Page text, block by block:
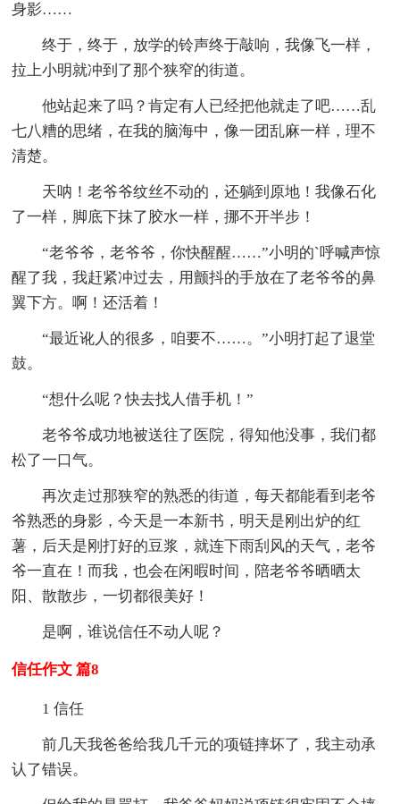
身影……
终于，终于，放学的铃声终于敲响，我像飞一样，
拉上小明就冲到了那个狭窄的街道。
他站起来了吗？肯定有人已经把他就走了吧……乱
七八糟的思绪，在我的脑海中，像一团乱麻一样，理不
清楚。
天呐！老爷爷纹丝不动的，还躺到原地！我像石化
了一样，脚底下抹了胶水一样，挪不开半步！
“老爷爷，老爷爷，你快醒醒……”小明的`呼喊声惊
醒了我，我赶紧冲过去，用颤抖的手放在了老爷爷的鼻
翼下方。啊！还活着！
“最近讹人的很多，咱要不……。”小明打起了退堂
鼓。
“想什么呢？快去找人借手机！”
老爷爷成功地被送往了医院，得知他没事，我们都
松了一口气。
再次走过那狭窄的熟悉的街道，每天都能看到老爷
爷熟悉的身影，今天是一本新书，明天是刚出炉的红
薯，后天是刚打好的豆浆，就连下雨刮风的天气，老爷
爷一直在！而我，也会在闲暇时间，陪老爷爷晒晒太
阳、散散步，一切都很美好！
是啊，谁说信任不动人呢？
信任作文 篇8
1 信任
前几天我爸爸给我几千元的项链摔坏了，我主动承
认了错误。